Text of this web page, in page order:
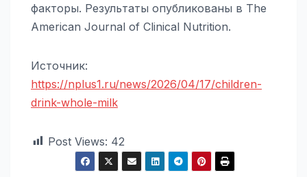
факторы. Результаты опубликованы в The
American Journal of Clinical Nutrition.
Источник:
https://nplus1.ru/news/2026/04/17/children-
drink-whole-milk
Post Views: 42